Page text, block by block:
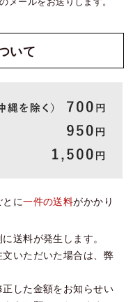
いて
とに一件の送料がかかり
送料が発生します。
いただいた場合は、弊
正した金額をお知らせい